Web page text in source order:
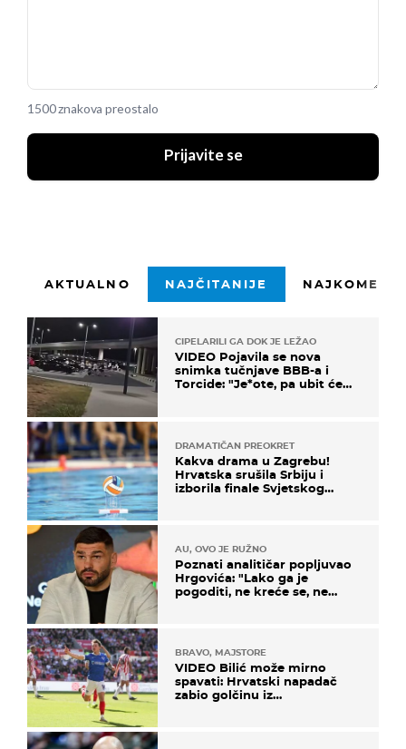
1500 znakova preostalo
Prijavite se
AKTUALNO NAJČITANIJE
CIPELARILI GA DOK JE LEŽAO
VIDEO Pojavila se nova
snimka tučnjave BBB-a i
Torcide: "Je*ote, pa ubit će
DRAMATIČAN PREOKRET
Kakva drama u Zagrebu!
Hrvatska srušila Srbiju i
izborila finale Svjetskog
AU, OVO JE RUŽNO
Poznati analitičar popljuvao
Hrgovića: "Lako ga je
pogoditi, ne kreće se, ne
BRAVO, MAJSTORE
VIDEO Bilić može mirno
spavati: Hrvatski napadač
zabio golčinu iz